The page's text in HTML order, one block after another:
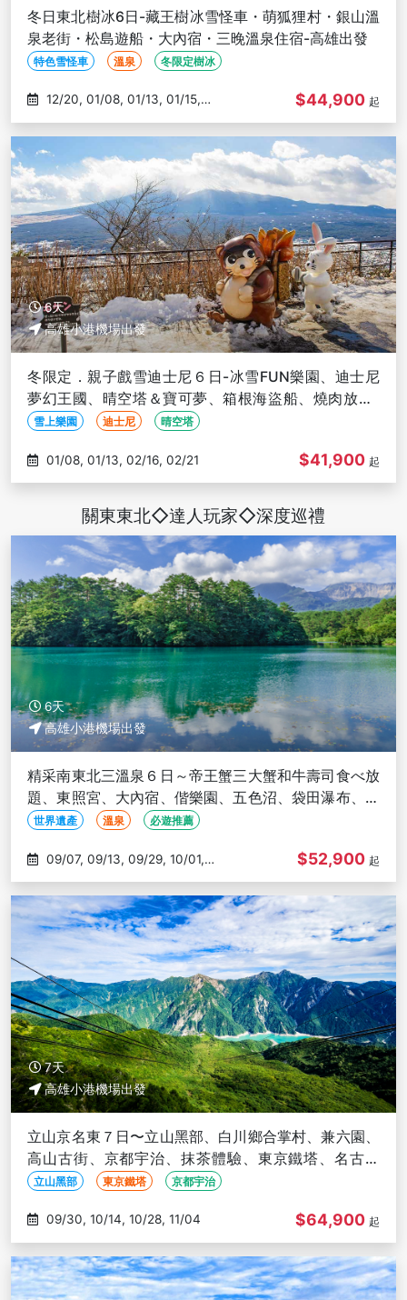
冬日東北樹冰6日-藏王樹冰雪怪車・萌狐狸村・銀山溫
泉老街・松島遊船・大內宿・三晚溫泉住宿-高雄出發
特色雪怪車 溫泉 冬限定樹冰
01/27
$44,900 起
6天
高雄小港機場出發
冬限定．親子戲雪迪士尼６日-冰雪FUN樂園、迪士尼
夢幻王國、晴空塔＆寶可夢、箱根海盜船、燒肉放題-
高雄出發
雪上樂園 迪士尼 晴空塔
01/08, 01/13, 02/16, 02/21 $41,900 起
關東東北◇達人玩家◇深度巡禮
6天
高雄小港機場出發
精采南東北三溫泉６日～帝王蟹三大蟹和牛壽司食べ放
題、東照宮、大內宿、偕樂園、五色沼、袋田瀑布、彩
繪紅牛體驗-高雄出發
世界遺產 溫泉 必遊推薦
10/05
$52,900 起
7天
高雄小港機場出發
立山京名東７日〜立山黑部、白川鄉合掌村、兼六園、
高山古街、京都宇治、抹茶體驗、東京鐵塔、名古屋
城、銀座金魚館-高雄出發
立山黑部 東京鐵塔 京都宇治
09/30, 10/14, 10/28, 11/04 $64,900 起